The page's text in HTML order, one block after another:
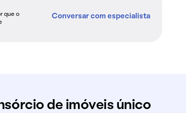
que o
Conversar com especialista
de imóveis único